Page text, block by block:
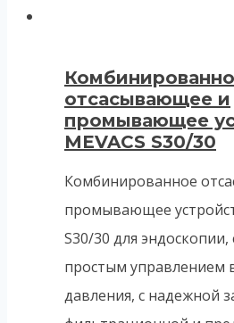
отсасывающее и
промывающее
MEVACS S30/30
Комбинированное
промывающее
S30/30 для
простым управлением
давления, с надежной